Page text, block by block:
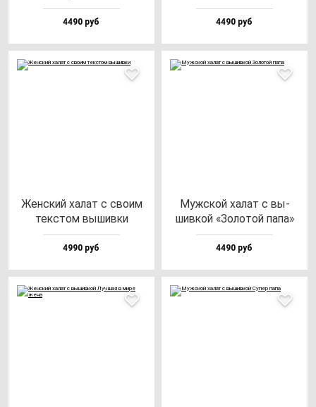
4490 руб 4490 руб
Жен­ский ха­лат с сво­им
тек­стом вы­шив­ки
4990 руб
Муж­ской ха­лат с вы­
шив­кой «Золо­той па­па»
4490 руб